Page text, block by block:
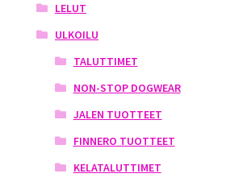
LELUT
ULKOILU
TALUTTIMET
NON-STOP DOGWEAR
JALEN TUOTTEET
FINNERO TUOTTEET
KELATALUTTIMET